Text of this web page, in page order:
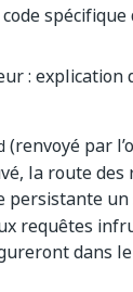
code
:
(renvoyé par
la route des
persistante
requêtes
dans